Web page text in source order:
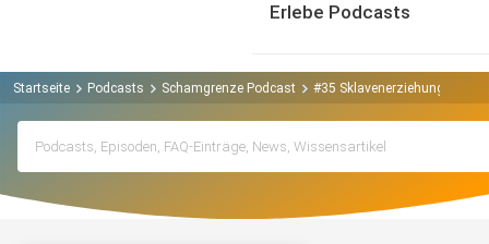
Erlebe Podcasts
Startseite Podcasts Schamgrenze Podcast #35 Sklavenerziehung -